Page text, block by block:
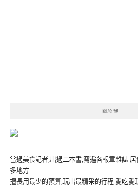
關於我
當過美食記者,出過二本書,寫遍各報章雜誌
多地方
擅長用最少的預算,玩出最精采的行程 愛吃愛